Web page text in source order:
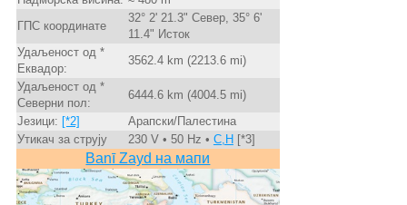
ГПС координате
32° 2' 21.3" Север, 35° 6'
11.4" Исток
Удаљеност од *
Еквадор:
3562.4 km (2213.6 mi)
Удаљеност од *
Северни пол:
6444.6 km (4004.5 mi)
Језици: [*2]
Арапски/Палестина
Утикач за струју
230 V • 50 Hz • C,H [*3]
Banī Zayd на мапи